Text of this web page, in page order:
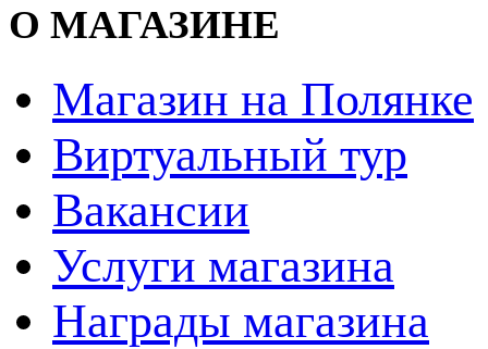
О МАГАЗИНЕ
Магазин на Полянке
Виртуальный тур
Вакансии
Услуги магазина
Награды магазина